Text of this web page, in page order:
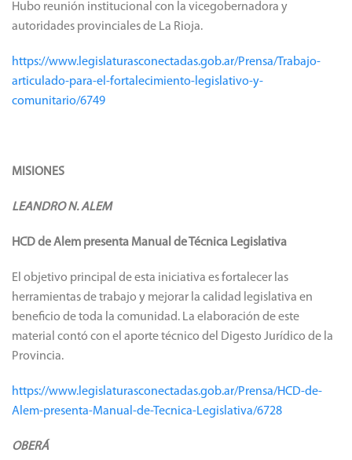
Hubo reunión institucional con la vicegobernadora y
autoridades provinciales de La Rioja.
https://www.legislaturasconectadas.gob.ar/Prensa/Trabajo-
articulado-para-el-fortalecimiento-legislativo-y-
comunitario/6749
MISIONES
LEANDRO N. ALEM
HCD de Alem presenta Manual de Técnica Legislativa
El objetivo principal de esta iniciativa es fortalecer las
herramientas de trabajo y mejorar la calidad legislativa en
beneficio de toda la comunidad. La elaboración de este
material contó con el aporte técnico del Digesto Jurídico de la
Provincia.
https://www.legislaturasconectadas.gob.ar/Prensa/HCD-de-
Alem-presenta-Manual-de-Tecnica-Legislativa/6728
OBERÁ